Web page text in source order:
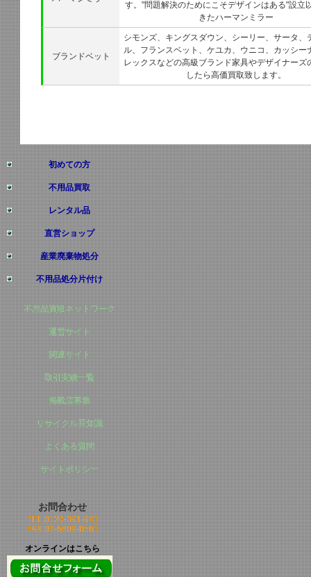
す。"問題解決のためにこそデザインはある"設立
きたハーマンミラー
ブランドベット
シモンズ、キングスダウン、シーリー、サータ、
ル、フランスベット、ケユカ、ウニコ、カッシー
レックスなどの高級ブランド家具やデザイナーズ
したら高価買取致します。
初めての方
不用品買取
レンタル品
直営ショップ
産業廃棄物処分
不用品処分片付け
不用品買取ネットワーク
運営サイト
関連サイト
取引実績一覧
掲載店募集
リサイクル豆知識
よくある質問
サイトポリシー
お問合わせ
TEL 0120-391-941
FAX 03-5609-8561
オンラインはこちら